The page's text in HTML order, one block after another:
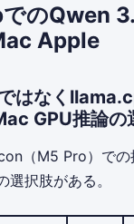
のQwen
Apple
はなく
GPU推論の
（M5 Pro）での
選択肢がある。